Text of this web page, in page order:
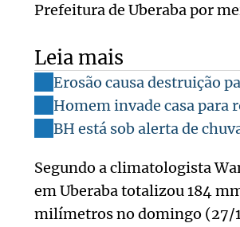
Prefeitura de Uberaba por
Leia mais
Erosão causa destruição
Homem invade casa para
BH está sob alerta de
Segundo a climatologista
em Uberaba totalizou 184
milímetros no domingo (27/